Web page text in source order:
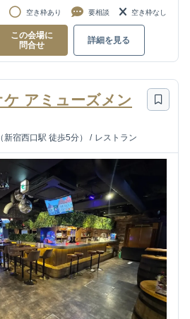
空き枠あり 要相談 空き枠なし
この会場に
問合せ
詳細を見る
アミューズメン
宿西口駅 徒歩5分） / レストラン